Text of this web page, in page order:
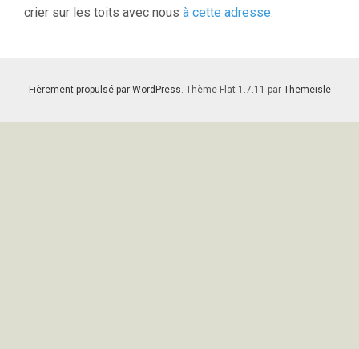
crier sur les toits avec nous à cette adresse.
Fièrement propulsé par WordPress. Thème Flat 1.7.11 par Themeisle